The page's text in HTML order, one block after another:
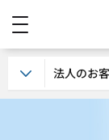
法人のお